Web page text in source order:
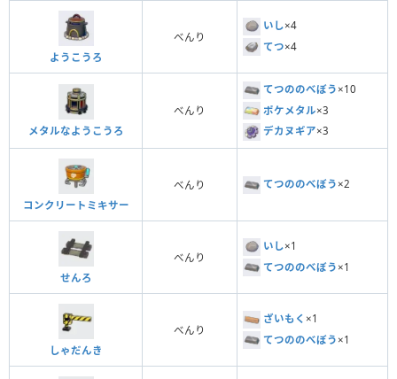
ようこうろ
べんり
いし×4
てつ×4
メタルなようこうろ
べんり
てつののべぼう ×10
ポケメタル×3
デカヌギア×3
コンクリートミキサー
べんり てつののべぼう ×2
せんろ
べんり
いし×1
てつののべぼう ×1
しゃだんき
べんり
ざいもく ×1
てつののべぼう ×1